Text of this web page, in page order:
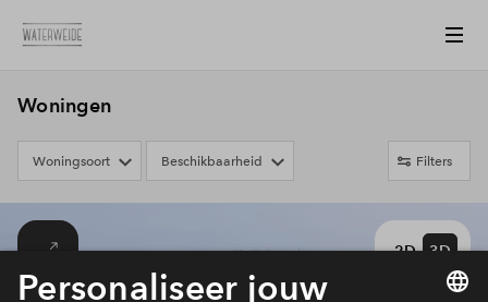
Woningen
Woningsoort Beschikbaarheid Filters
2D 3D